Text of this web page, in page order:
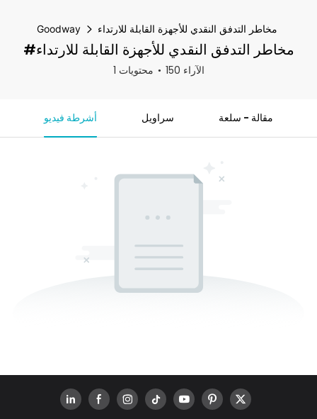
Goodway مخاطر التدفق النقدي للأجهزة القابلة للارتداء
#مخاطر التدفق النقدي للأجهزة القابلة للارتداء
1 محتويات 150 الآراء
أشرطة فيديو سراويل مقالة - سلعة